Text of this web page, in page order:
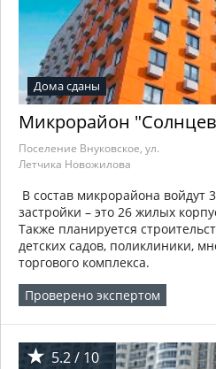
Дома сданы
Микрорайон
Поселение Внуковское, ул.
Летчика Новожилова
В состав микрорайона войдут
застройки – это 26 жилых
Также планируется
детских садов, поликлиники,
торгового комплекса.
Проверено экспертом
5.2 / 10